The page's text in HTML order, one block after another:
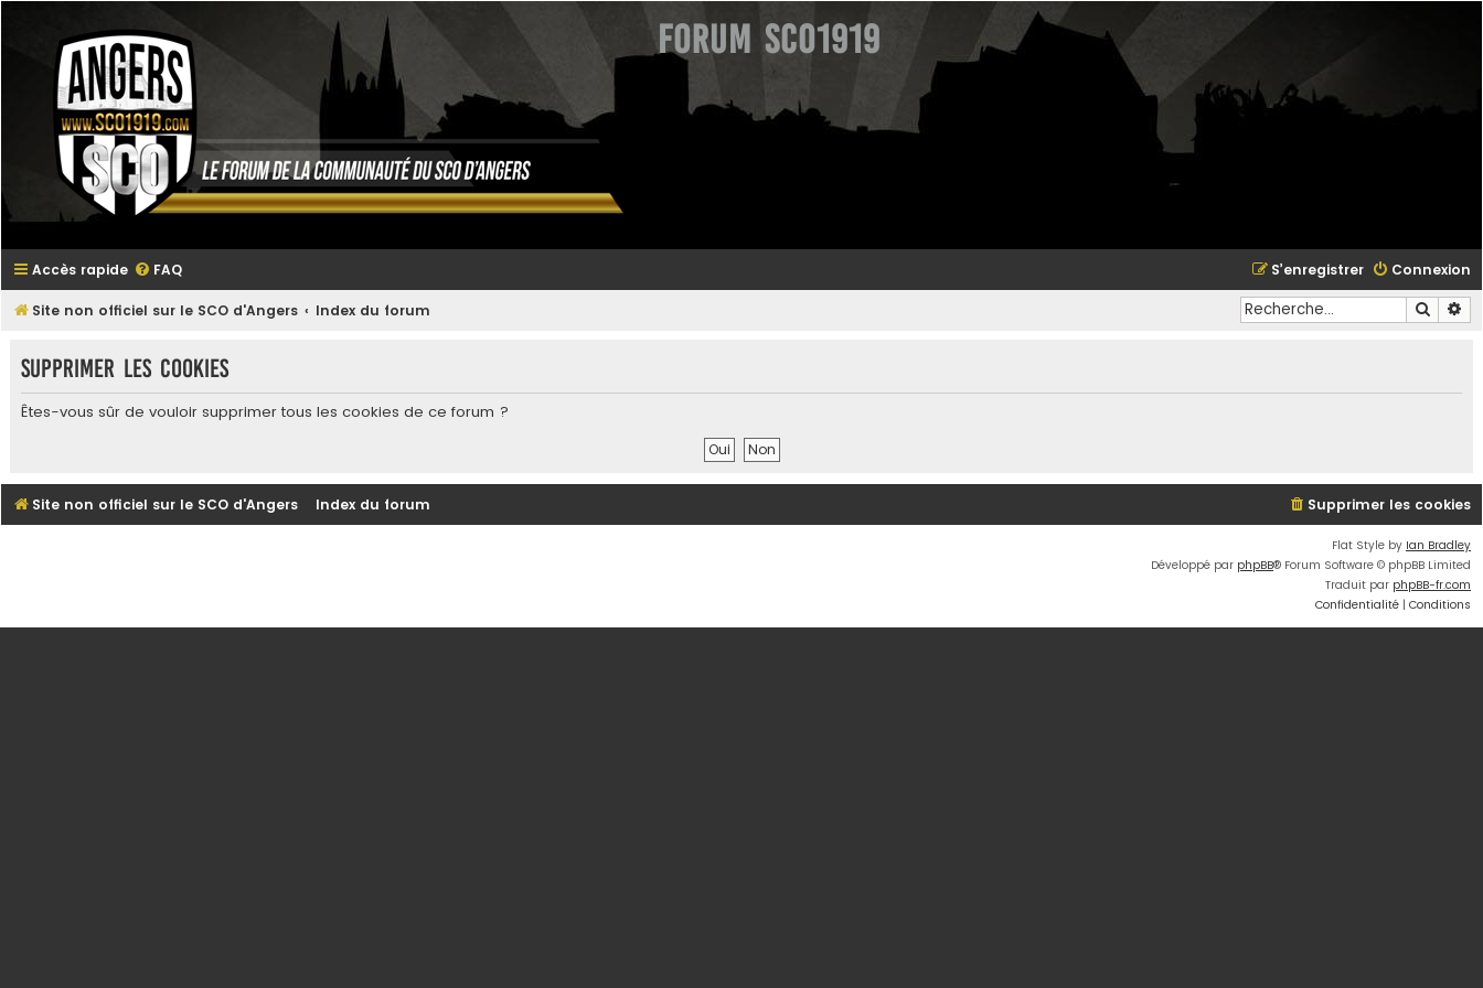
Forum SCO1919
Accès rapide FAQ Connexion
S’enregistrer
Site non officiel sur le SCO d'Angers Index du forum
Supprimer les cookies
Êtes-vous sûr de vouloir supprimer tous les cookies de ce forum ?
Site non officiel sur le SCO d'Angers Index du forum Supprimer les cookies
Flat Style by Ian Bradley
Développé par phpBB® Forum Software © phpBB Limited
Traduit par phpBB-fr.com
Confidentialité | Conditions